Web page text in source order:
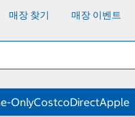
매장 찾기 매장 이벤트
OnlyCostcoDirectApple